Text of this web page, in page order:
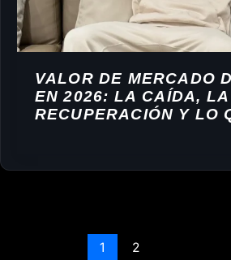
VALOR DE MERCADO
EN 2026: LA CAÍDA, LA
RECUPERACIÓN Y LO
1 2